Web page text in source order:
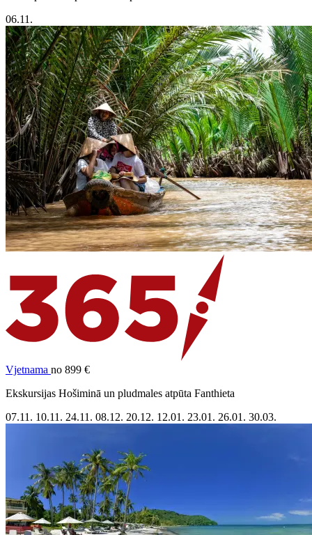
06.11.
Vjetnama no 899 €
Ekskursijas Hošiminā un pludmales atpūta Fanthieta
07.11. 10.11. 24.11. 08.12. 20.12. 12.01. 23.01. 26.01. 30.03.